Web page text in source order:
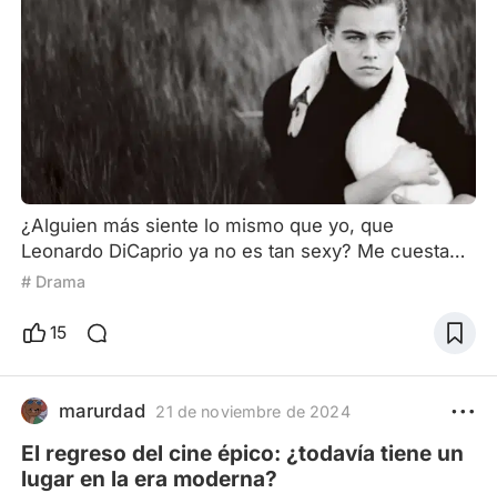
¿Alguien más siente lo mismo que yo, que
Leonardo DiCaprio ya no es tan sexy? Me cuesta
distinguir entre los personajes que interpreta. No
es solo que, como es una supermega estrella de
con su imagen y su estilo de actuación. En
"Asesinos de la luna", su propia imagen eclipsa por
completo las caracte
# Drama
15
marurdad 21 de noviembre de 2024
El regreso del cine épico: ¿todavía tiene un
lugar en la era moderna?